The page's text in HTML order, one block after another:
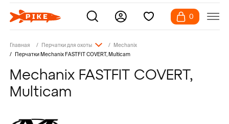
0
Главная Перчатки для охоты
Mechanix
Перчатки Mechanix FASTFIT COVERT, Multicam
Mechanix FASTFIT COVERT,
Multicam